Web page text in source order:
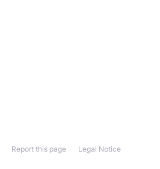
Legal Notice
Report this page